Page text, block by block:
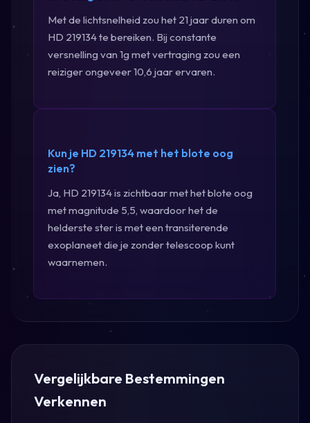
Met de lichtsnelheid zou het 21 jaar duren om
HD 219134 te bereiken. Bij constante
versnelling van 1g met vertraging zou een
reiziger ongeveer 10,6 jaar ervaren.
Kun je HD 219134 met het blote oog
zien?
Ja, HD 219134 is zichtbaar met het blote oog
met magnitude 5,5, waardoor het de
helderste ster is met een transiterende
exoplaneet die je zonder telescoop kunt
waarnemen.
Vergelijkbare Bestemmingen
Verkennen